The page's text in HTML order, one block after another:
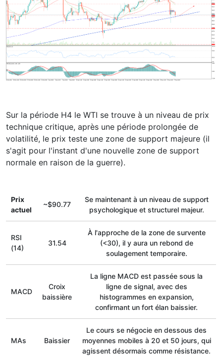
Sur la période H4 le WTI se trouve à un niveau de prix
technique critique, après une période prolongée de
volatilité, le prix teste une zone de support majeure (il
s'agit pour l'instant d'une nouvelle zone de support
normale en raison de la guerre).
Prix ​​
actuel
~$90.77
Se maintenant à un niveau de support
psychologique et structurel majeur.
RSI
(14)
31.54
À l'approche de la zone de survente
(<30), il y aura un rebond de
soulagement temporaire.
MACD
Croix
baissière
La ligne MACD est passée sous la
ligne de signal, avec des
histogrammes en expansion,
confirmant un fort élan baissier.
MAs Baissier
Le cours se négocie en dessous des
moyennes mobiles à 20 et 50 jours, qui
agissent désormais comme résistance.